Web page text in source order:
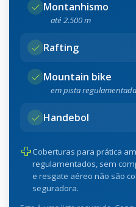
Montanhismo
até 2.500 m
Rafting
Mountain bike
em pista regulamentada
Handebol
Coberturas para prática
regulamentados, sem
e resgate aéreo não são
seguradora.